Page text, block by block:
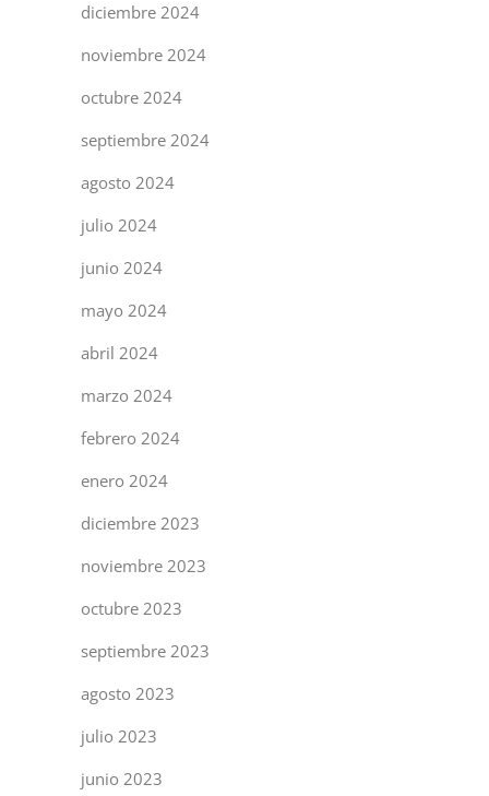
diciembre 2024
noviembre 2024
octubre 2024
septiembre 2024
agosto 2024
julio 2024
junio 2024
mayo 2024
abril 2024
marzo 2024
febrero 2024
enero 2024
diciembre 2023
noviembre 2023
octubre 2023
septiembre 2023
agosto 2023
julio 2023
junio 2023